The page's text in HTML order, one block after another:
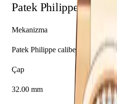
Patek Philippe Nautilus
Mekanizma
Patek Philippe caliber E23-250 S C
Çap
32.00 mm